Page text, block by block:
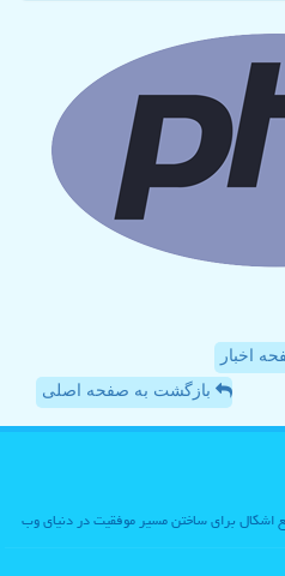
اخبار
بازگشت به صفحه اصلی
اشکال برای ساختن مسیر موفقیت در دنیای وب